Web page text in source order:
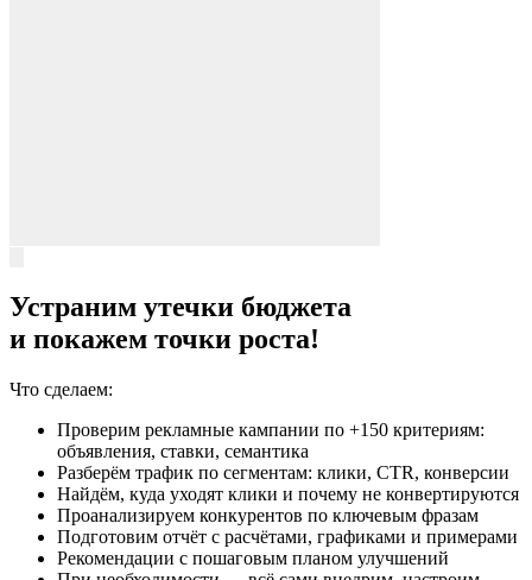
ипокажем точки роста!
Проверим рекламные кампании по +150 критериям:
объявления, ставки, семантика
Разберём трафик по сегментам: клики, CTR, конверсии
Найдём, куда уходят клики и почему не конвертируются
Проанализируем конкурентов по ключевым фразам
Подготовим отчёт с расчётами, графиками и примерами
Рекомендации с пошаговым планом улучшений
При необходимости — всё сами внедрим, настроим,
подключим аналитику и покажем результат